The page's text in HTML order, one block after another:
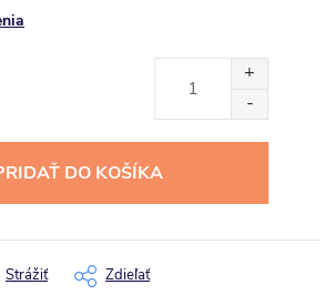
DO KOŠÍKA
Strážiť Zdieľať